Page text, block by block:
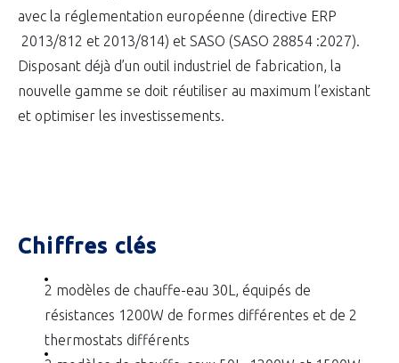
avec la réglementation européenne (directive ERP
2013/812 et 2013/814) et SASO (SASO 28854 :2027).
Disposant déjà d’un outil industriel de fabrication, la
nouvelle gamme se doit réutiliser au maximum l’existant
et optimiser les investissements.
Chiffres clés
2 modèles de chauffe-eau 30L, équipés de
résistances 1200W de formes différentes et de 2
thermostats différents